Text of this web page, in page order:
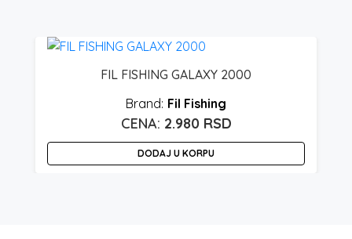
FIL FISHING GALAXY 2000
Fil Fishing
2.980 RSD
DODAJ U KORPU